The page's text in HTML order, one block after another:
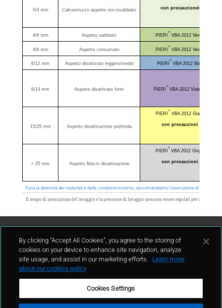
0/4 mm Calcestruzzo aspetto microsabbiato con precauzionei
4/6 mm Aspetto sabbiato PIERI
®
VBA 2012 Verde
4/8 mm Aspetto consumato PIERI
®
VBA 2012 Verde
6/12 mm Aspetto disattivato leggero/medio PIERI
®
VBA 2012 Bleu
8/14 mm Aspetto disattivato forte PIERI
®
VBA 2012 Violetto
15/25 mm Aspetto disattivazione profonda
PIERI
®
VBA 2012 Giallo
con precauzioni
> 25 mm Aspetto Macro disattivazione
PIERI
®
VBA 2012 Grigio
con precauzioni
Data la diversità dei materiali e delle condizioni esterne, raccomandiamo l’esecuzione di tests
Il tempo di attesa prima del lavaggio e la pressione di lavaggio possono essere regolati per ottenere
Contattaci
By clicking “Accept All Cookies”, you agree to the storing of
cookies on your device to enhance site navigation, analyze
site usage, and assist in our marketing efforts.
Learn more
about our cookies policy
Cookies Settings